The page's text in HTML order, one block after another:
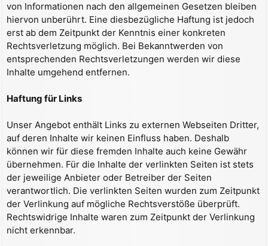
von Informationen nach den allgemeinen Gesetzen bleiben
hiervon unberührt. Eine diesbezügliche Haftung ist jedoch
erst ab dem Zeitpunkt der Kenntnis einer konkreten
Rechtsverletzung möglich. Bei Bekanntwerden von
entsprechenden Rechtsverletzungen werden wir diese
Inhalte umgehend entfernen.
Haftung für Links
Unser Angebot enthält Links zu externen Webseiten Dritter,
auf deren Inhalte wir keinen Einfluss haben. Deshalb
können wir für diese fremden Inhalte auch keine Gewähr
übernehmen. Für die Inhalte der verlinkten Seiten ist stets
der jeweilige Anbieter oder Betreiber der Seiten
verantwortlich. Die verlinkten Seiten wurden zum Zeitpunkt
der Verlinkung auf mögliche Rechtsverstöße überprüft.
Rechtswidrige Inhalte waren zum Zeitpunkt der Verlinkung
nicht erkennbar.